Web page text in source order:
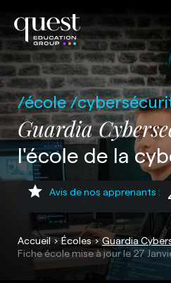
école
Guardia
l'école de la
Avis de nos apprenants :
Accueil Écoles
Guardia
Fiche école mise à jour le 27